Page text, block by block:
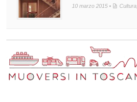
10 marzo 2015 • Cultura,